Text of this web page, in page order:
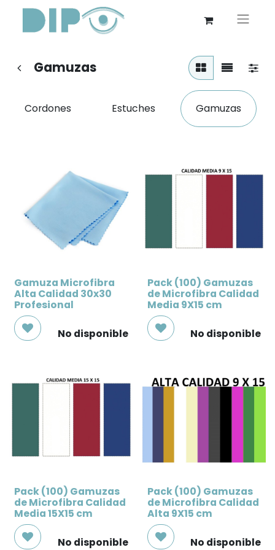
Gamuzas
Cordones Estuches Gamuzas
Gamuza Microfibra
Alta Calidad 30x30
Profesional
No disponible
Pack (100) Gamuzas
de Microfibra Calidad
Media 9X15 cm
No disponible
Pack (100) Gamuzas
de Microfibra Calidad
Media 15X15 cm
No disponible
Pack (100) Gamuzas
de Microfibra Calidad
Alta 9X15 cm
No disponible